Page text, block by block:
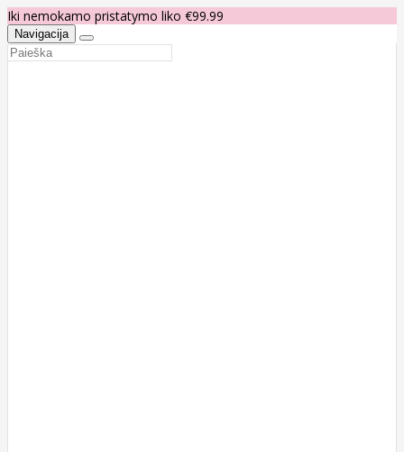
Iki nemokamo pristatymo liko €99.99
Navigacija